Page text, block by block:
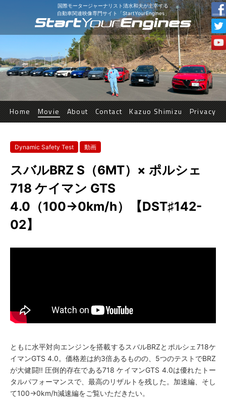
国際モータージャーナリスト清水和夫が主宰する
自動車関連映像専門サイト「StartYourEngines」
Home Movie About Contact Kazuo Shimizu Privacy
Dynamic Safety Test 動画
スバルBRZ S（6MT）× ポルシェ
718 ケイマン GTS
4.0（100→0km/h）【DST♯142-
02】
ともに水平対向エンジンを搭載するスバルBRZとポルシェ718ケ
イマンGTS 4.0。価格差は約3倍あるものの、5つのテストでBRZ
が大健闘!! 圧倒的存在である718 ケイマンGTS 4.0は優れたトー
タルパフォーマンスで、最高のリザルトを残した。加速編、そし
て100→0km/h減速編をご覧いただきたい。